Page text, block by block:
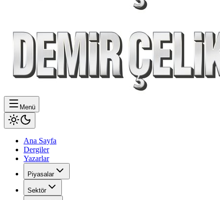
Menü
Ana Sayfa
Dergiler
Yazarlar
Piyasalar
Sektör